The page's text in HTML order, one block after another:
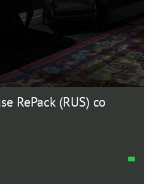
RePack (RUS) со